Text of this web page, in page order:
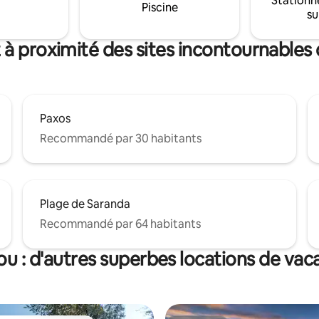
de détente authentique.
yachts à l'avant.
Piscine
à proximité des sites
Paxos
Recommandé par 30 habitants
Plage de Saranda
Recommandé par 64 habitants
: d'autres superbes locations de